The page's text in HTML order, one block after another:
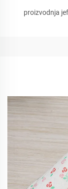
proizvodnja